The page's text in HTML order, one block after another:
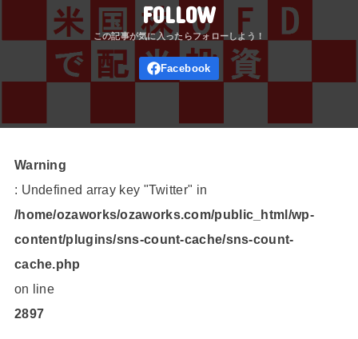
FOLLOW
Warning
: Undefined array key "Twitter" in
/home/ozaworks/ozaworks.com/public_html/wp-
content/plugins/sns-count-cache/sns-count-
cache.php
on line
2897